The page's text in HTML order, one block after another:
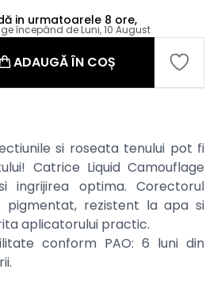
in urmatoarele 8 ore,
începând deLuni, 10 August
ADAUGĂ ÎN COȘ
si roseata tenului pot fi
Catrice Liquid Camouflage
ingrijirea optima. Corectorul
pigmentat, rezistent la apa si
aplicatorului practic.
conform PAO: 6 luni din